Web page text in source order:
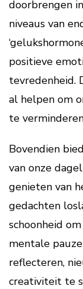
doorbrengen
niveaus van
positieve
tevredenheid.
al helpen om
te
Bovendien
van onze
genieten van
gedachten
schoonheid
mentale
reflecteren,
creativiteit te